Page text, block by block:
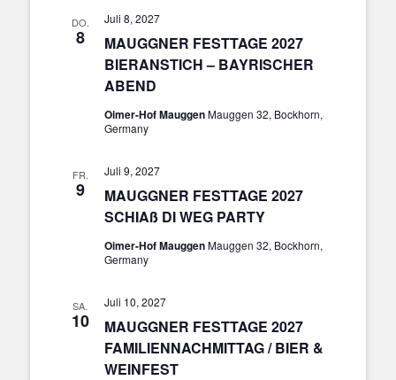
DO.
8
MAUGGNER FESTTAGE 2027
BIERANSTICH – BAYRISCHER
ABEND
Juli 8, 2027
Oimer-Hof MauggenMauggen 32, Bockhorn,
Germany
FR.
9
MAUGGNER FESTTAGE 2027
SCHIAß DI WEG PARTY
Juli 9, 2027
Oimer-Hof MauggenMauggen 32, Bockhorn,
Germany
SA.
10
MAUGGNER FESTTAGE 2027
FAMILIENNACHMITTAG / BIER &
WEINFEST
Juli 10, 2027